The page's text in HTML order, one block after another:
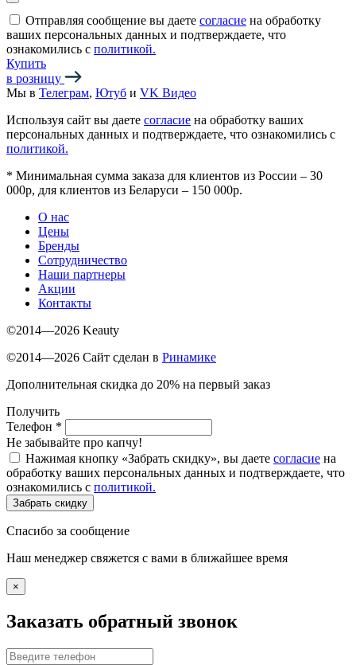
Отправляя сообщение вы даете согласие на обработку
ваших персональных данных и подтверждаете, что
ознакомились с политикой.
Купить
в розницу
Мы в Телеграм, Ютуб и VK Видео
Используя сайт вы даете согласие на обработку ваших
персональных данных и подтверждаете, что ознакомились с
политикой.
* Минимальная сумма заказа для клиентов из России – 30
000р, для клиентов из Беларуси – 150 000р.
О нас
Цены
Бренды
Сотрудничество
Наши партнеры
Акции
Контакты
©2014—2026 Keauty
©2014—2026 Сайт сделан в Ринамике
Дополнительная скидка до 20% на первый заказ
Получить
Телефон *
Не забывайте про капчу!
Нажимая кнопку «Забрать скидку», вы даете согласие на
обработку ваших персональных данных и подтверждаете, что
ознакомились с политикой.
Забрать скидку
Спасибо за сообщение
Наш менеджер свяжется с вами в ближайшее время
×
Заказать обратный звонок